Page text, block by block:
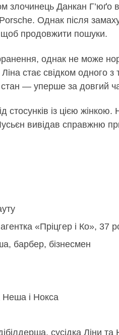
Данкан Г’юґо
Однак після
щоб продовжити пошуки.
однак не може
стає свідком одного
стан — уперше за довгий
стосунків із цією
вивідав справжню
«Пріцгер і Ко», 37
барбер, бізнесмен
Неша і Нокса
сусідка Ліни